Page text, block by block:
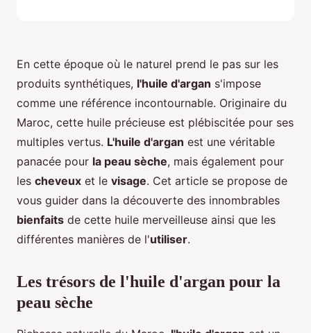
En cette époque où le naturel prend le pas sur les
produits synthétiques, l'huile d'argan s'impose
comme une référence incontournable. Originaire du
Maroc, cette huile précieuse est plébiscitée pour ses
multiples vertus. L'huile d'argan est une véritable
panacée pour la peau sèche, mais également pour
les cheveux et le visage. Cet article se propose de
vous guider dans la découverte des innombrables
bienfaits de cette huile merveilleuse ainsi que les
différentes manières de l'utiliser.
Les trésors de l'huile d'argan pour la
peau sèche